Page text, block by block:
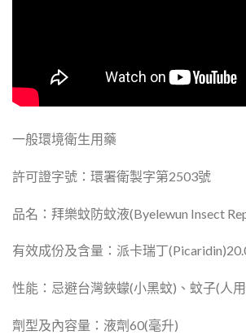
一般環境衛生用藥
許可證字號：環署衛製字第2503號
品名：拜樂蚊防蚊液(Byelewun Insect
有效成份及含量：派卡瑞丁
性能：忌避台灣鋏蠓(小黑蚊)、蚊子(人
劑型及內容量：液劑60(毫升)